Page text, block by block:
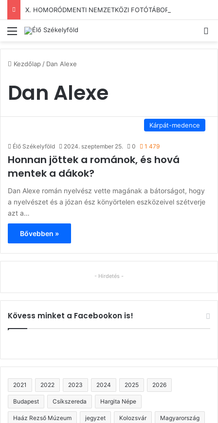
X. HOMORÓDMENTI NEMZETKÖZI FOTÓTÁBOR
Menü
Kezdőlap / Dan Alexe
Dan Alexe
Kárpát-medence
Élő Székelyföld 2024. szeptember 25. 0 1 479
Honnan jöttek a románok, és hová
mentek a dákok?
Dan Alexe román nyelvész vette magának a bátorságot, hogy
a nyelvészet és a józan ész könyörtelen eszközeivel szétverje
azt a…
Bővebben »
- Hirdetés -
Kövess minket a Facebookon is!
2021 2022 2023 2024 2025 2026
Budapest Csíkszereda Hargita Népe
Haáz Rezső Múzeum jegyzet Kolozsvár Magyarország